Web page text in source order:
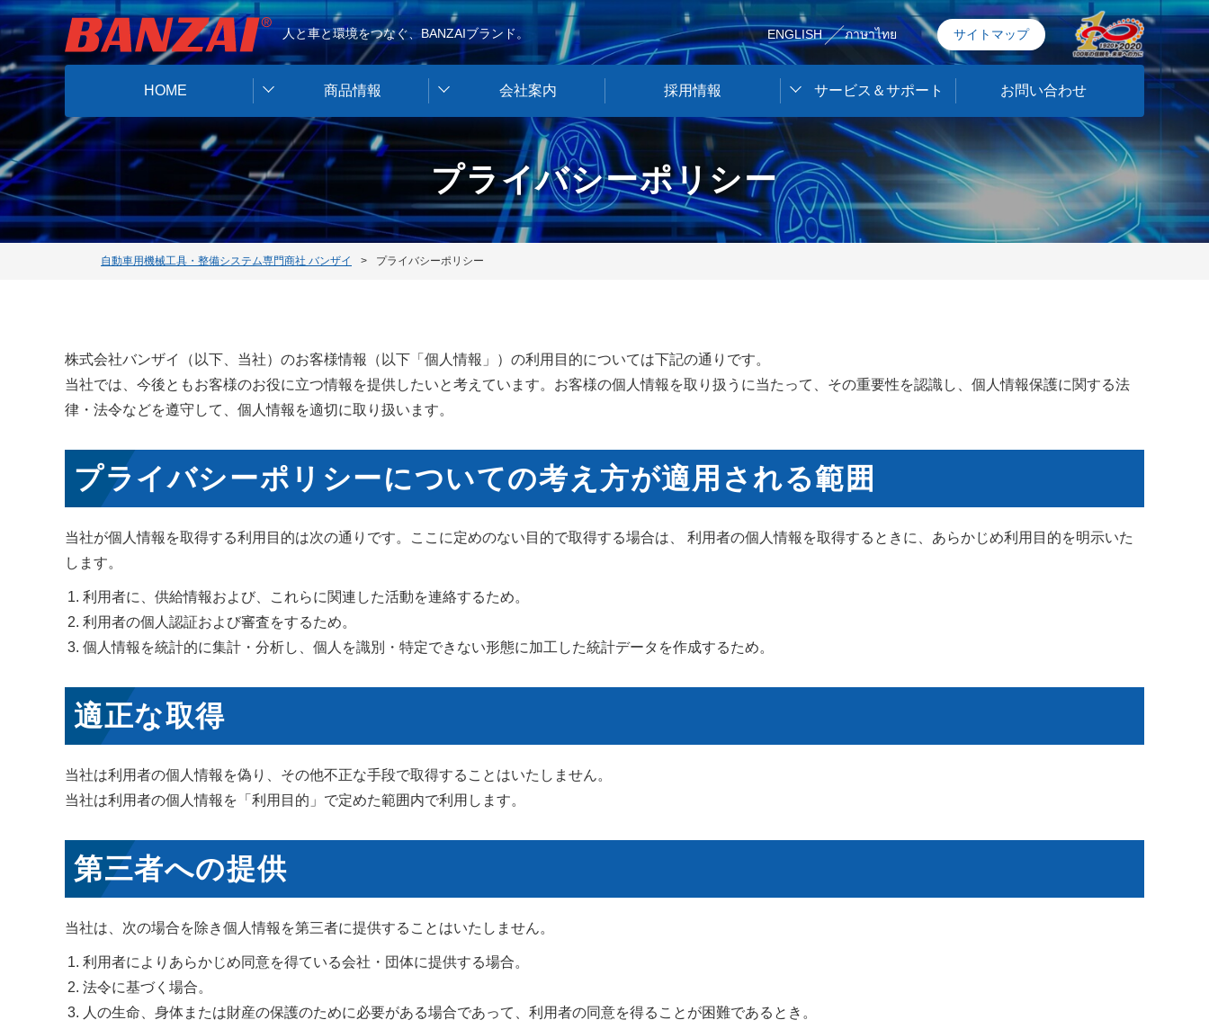
人と車と環境をつなぐ、BANZAIブランド。 ENGLISH ภาษาไทย サイトマップ
HOME 商品情報 会社案内 採用情報 サービス＆サポート お問い合わせ
プライバシーポリシー
自動車用機械工具・整備システム専門商社 バンザイ プライバシーポリシー
株式会社バンザイ（以下、当社）のお客様情報（以下「個人情報」）の利用目的については下記の通りです。
当社では、今後ともお客様のお役に立つ情報を提供したいと考えています。お客様の個人情報を取り扱うに当たって、その重要性を認識し、個人情報保護に関する法
律・法令などを遵守して、個人情報を適切に取り扱います。
プライバシーポリシーについての考え方が適用される範囲
当社が個人情報を取得する利用目的は次の通りです。ここに定めのない目的で取得する場合は、 利用者の個人情報を取得するときに、あらかじめ利用目的を明示いた
します。
利用者に、供給情報および、これらに関連した活動を連絡するため。
利用者の個人認証および審査をするため。
個人情報を統計的に集計・分析し、個人を識別・特定できない形態に加工した統計データを作成するため。
適正な取得
当社は利用者の個人情報を偽り、その他不正な手段で取得することはいたしません。
当社は利用者の個人情報を「利用目的」で定めた範囲内で利用します。
第三者への提供
当社は、次の場合を除き個人情報を第三者に提供することはいたしません。
利用者によりあらかじめ同意を得ている会社・団体に提供する場合。
法令に基づく場合。
人の生命、身体または財産の保護のために必要がある場合であって、利用者の同意を得ることが困難であるとき。